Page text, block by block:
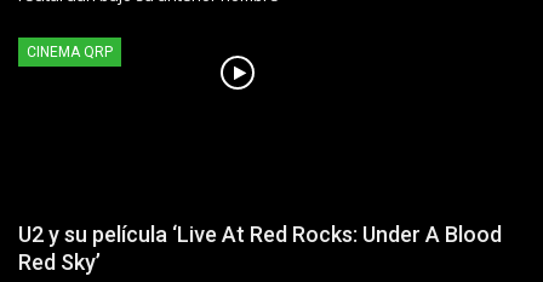
CINEMA QRP
U2 y su película ‘Live At Red Rocks: Under A Blood
Red Sky’